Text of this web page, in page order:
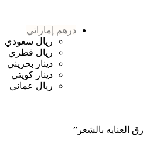
درهم إماراتي
ريال سعودي
ريال قطري
دينار بحريني
دينار كويتي
ريال عماني
العنايه بالشعر”